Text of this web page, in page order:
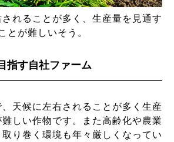
れることが多く、生産量を見通す
とが難しいそう。
指す自社ファーム
天候に左右されることが多く生産
しい作物です。また高齢化や農業
り巻く環境も年々厳しくなってい